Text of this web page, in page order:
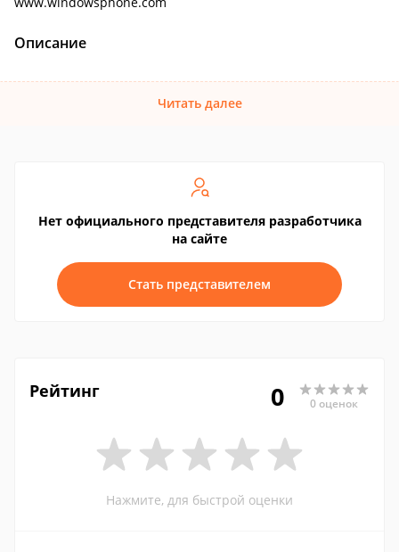
Описание
Читать далее
Нет официального представителя разработчика
на сайте
Стать представителем
Рейтинг 0 0 оценок
Нажмите, для быстрой оценки